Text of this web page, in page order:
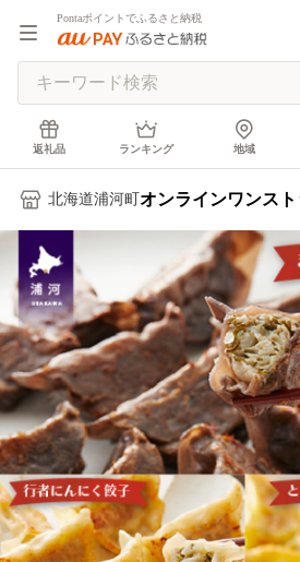
Pontaポイントでふるさと納税
返礼品 ランキング 地域
北海道浦河町 オンラインワンス